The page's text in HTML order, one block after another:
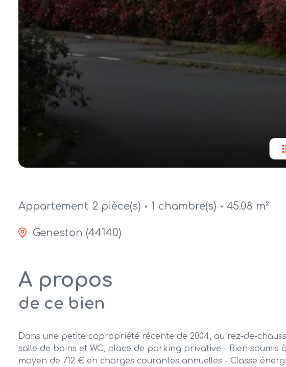
Appartement 2 pièce(s) 1 chambre(s) 45.08 m²
Geneston (44140)
A propos
de ce bien
Dans une petite copropriété récente de 2004, au rez-de-
salle de bains et WC, place de parking privative - Bien
moyen de 712 € en charges courantes annuelles - Classe